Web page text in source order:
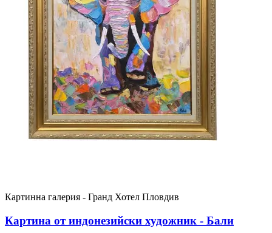
Картинна галерия - Гранд Хотел Пловдив
Картина от индонезийски художник - Бали